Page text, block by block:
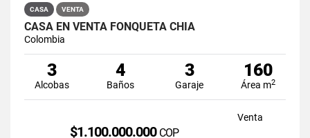
CASA VENTA
CASA EN VENTA FONQUETÁ CHÍA
Colombia
3
Alcobas
4
Baños
3
Garaje
160
Área m2
Venta
$1.100.000.000 COP